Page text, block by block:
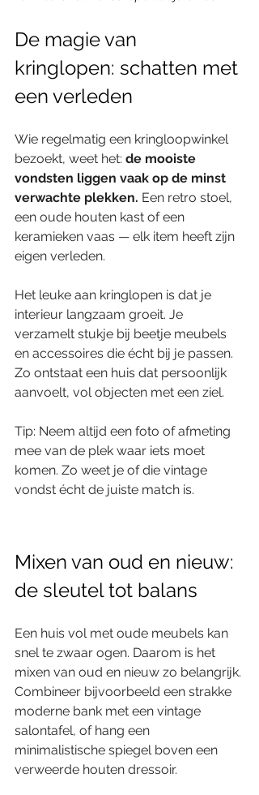
De magie van
kringlopen: schatten met
een verleden
Wie regelmatig een kringloopwinkel
bezoekt, weet het: de mooiste
vondsten liggen vaak op de minst
verwachte plekken. Een retro stoel,
een oude houten kast of een
keramieken vaas — elk item heeft zijn
eigen verleden.
Het leuke aan kringlopen is dat je
interieur langzaam groeit. Je
verzamelt stukje bij beetje meubels
en accessoires die écht bij je passen.
Zo ontstaat een huis dat persoonlijk
aanvoelt, vol objecten met een ziel.
Tip: Neem altijd een foto of afmeting
mee van de plek waar iets moet
komen. Zo weet je of die vintage
vondst écht de juiste match is.
Mixen van oud en nieuw:
de sleutel tot balans
Een huis vol met oude meubels kan
snel te zwaar ogen. Daarom is het
mixen van oud en nieuw zo belangrijk.
Combineer bijvoorbeeld een strakke
moderne bank met een vintage
salontafel, of hang een
minimalistische spiegel boven een
verweerde houten dressoir.